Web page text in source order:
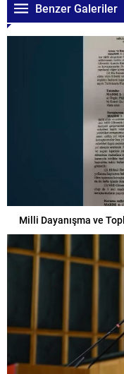
Benzer Galeriler
Milli Dayanışma ve